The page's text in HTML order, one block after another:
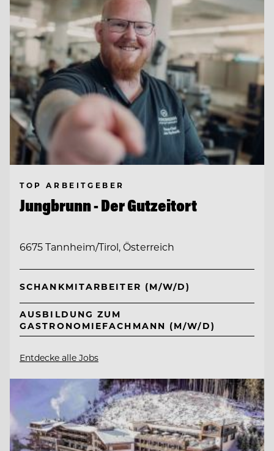
TOP ARBEITGEBER
Jungbrunn - Der Gutzeitort
6675 Tannheim/Tirol, Österreich
SCHANKMITARBEITER (M/W/D)
AUSBILDUNG ZUM
GASTRONOMIEFACHMANN (M/W/D)
Entdecke alle Jobs